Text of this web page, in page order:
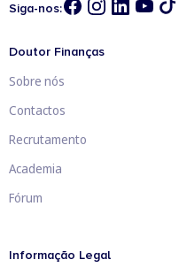
Siga-nos:
Doutor Finanças
Sobre nós
Contactos
Recrutamento
Academia
Fórum
Informação Legal